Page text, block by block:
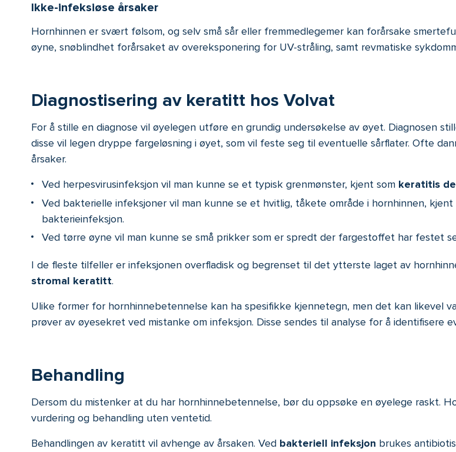
Ikke-infeksiøse årsaker
Hornhinnen er svært følsom, og selv små sår eller fremmedlegemer kan forårsake
øyne, snøblindhet forårsaket av overeksponering for UV-stråling, samt revmatiske
Diagnostisering av keratitt hos Volvat
For å stille en diagnose vil øyelegen utføre en grundig undersøkelse av øyet. Diagnosen
disse vil legen dryppe fargeløsning i øyet, som vil feste seg til eventuelle sårflater. Ofte
årsaker.
Ved herpesvirusinfeksjon vil man kunne se et typisk grenmønster, kjent som keratitis
Ved bakterielle infeksjoner vil man kunne se et hvitlig, tåkete område i hornhinnen,
bakterieinfeksjon.
Ved tørre øyne vil man kunne se små prikker som er spredt der fargestoffet har festet
I de fleste tilfeller er infeksjonen overfladisk og begrenset til det ytterste laget av
stromal keratitt.
Ulike former for hornhinnebetennelse kan ha spesifikke kjennetegn, men det kan likevel
prøver av øyesekret ved mistanke om infeksjon. Disse sendes til analyse for å identifisere
Behandling
Dersom du mistenker at du har hornhinnebetennelse, bør du oppsøke en øyelege raskt.
vurdering og behandling uten ventetid.
Behandlingen av keratitt vil avhenge av årsaken. Ved bakteriell infeksjon brukes